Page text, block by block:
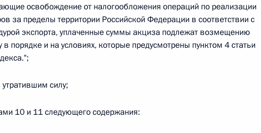
от 26.07.2026 г. № 256-ФЗ
Федерации»
освобождение от налогообложения операций по реализации
за пределы территории Российской Федерации в соответствии с
экспорта, уплаченные суммы акциза подлежат возмещению
в порядке и на условиях, которые предусмотрены пунктом 4 статьи
силу;
10 и 11 следующего содержания: